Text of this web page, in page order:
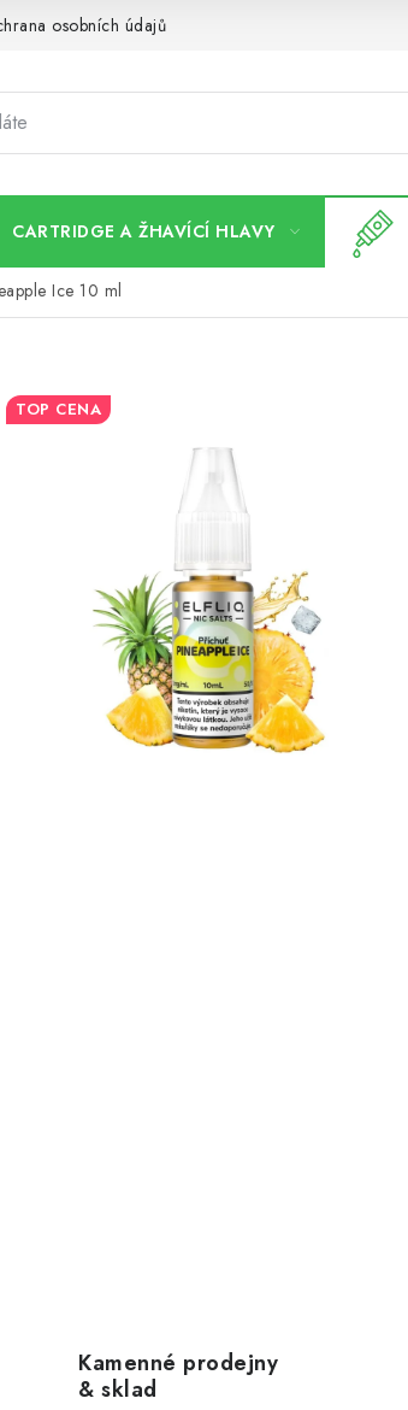
osobních údajů
CARTRIDGE A ŽHAVÍCÍ HLAVY
Ice 10 ml
TOP CENA
Kamenné prodejny
& sklad